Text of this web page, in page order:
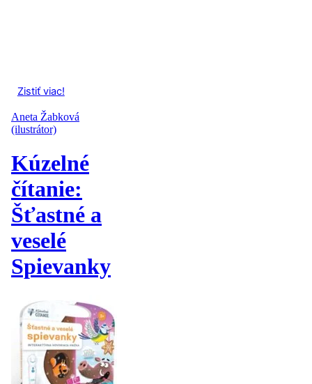
Zistiť viac!